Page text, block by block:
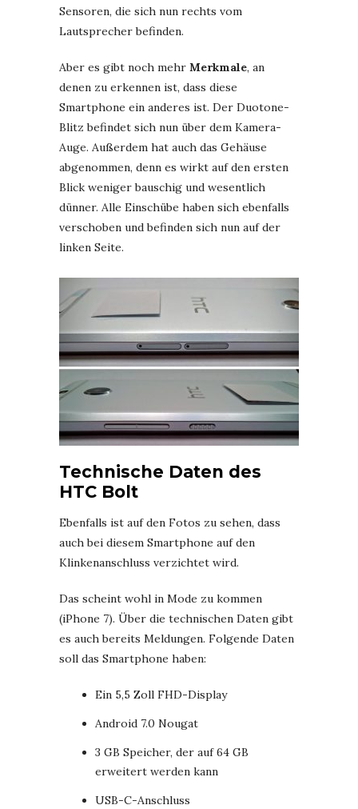
Sensoren, die sich nun rechts vom
Lautsprecher befinden.
Aber es gibt noch mehr Merkmale, an
denen zu erkennen ist, dass diese
Smartphone ein anderes ist. Der Duotone-
Blitz befindet sich nun über dem Kamera-
Auge. Außerdem hat auch das Gehäuse
abgenommen, denn es wirkt auf den ersten
Blick weniger bauschig und wesentlich
dünner. Alle Einschübe haben sich ebenfalls
verschoben und befinden sich nun auf der
linken Seite.
Technische Daten des
HTC Bolt
Ebenfalls ist auf den Fotos zu sehen, dass
auch bei diesem Smartphone auf den
Klinkenanschluss verzichtet wird.
Das scheint wohl in Mode zu kommen
(iPhone 7). Über die technischen Daten gibt
es auch bereits Meldungen. Folgende Daten
soll das Smartphone haben:
Ein 5,5 Zoll FHD-Display
Android 7.0 Nougat
3 GB Speicher, der auf 64 GB
erweitert werden kann
USB-C-Anschluss